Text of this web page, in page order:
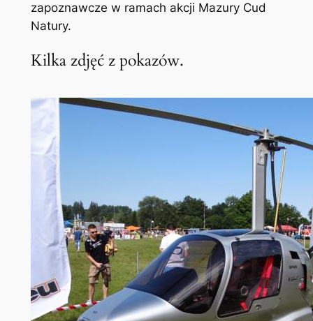
zapoznawcze w ramach akcji Mazury Cud
Natury.
Kilka zdjęć z pokazów.